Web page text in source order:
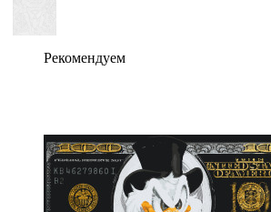
Рекомендуем